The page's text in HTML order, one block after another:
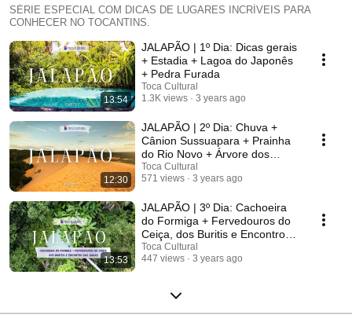
SÉRIE ESPECIAL COM DICAS DE LUGARES INCRÍVEIS PARA
CONHECER NO TOCANTINS.
13:54
JALAPÃO | 1º Dia: Dicas gerais
+ Estadia + Lagoa do Japonês
+ Pedra Furada
Toca Cultural
1.3K views
3 years ago
12:30
JALAPÃO | 2º Dia: Chuva +
Cânion Sussuapara + Prainha
do Rio Novo + Árvore dos
Desejos + Dunas
Toca Cultural
571 views
3 years ago
13:53
JALAPÃO | 3º Dia: Cachoeira
do Formiga + Fervedouros do
Ceiça, dos Buritis e Encontro
das Águas
Toca Cultural
447 views
3 years ago